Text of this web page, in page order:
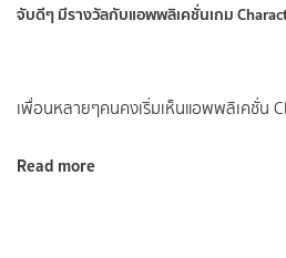
จับดีๆ มีรางวัลกับแอพพลิเคชั่นเกม
เพื่อนหลายๆคนคงเริ่มเห็นแอพพลิเคชั่น
Read more